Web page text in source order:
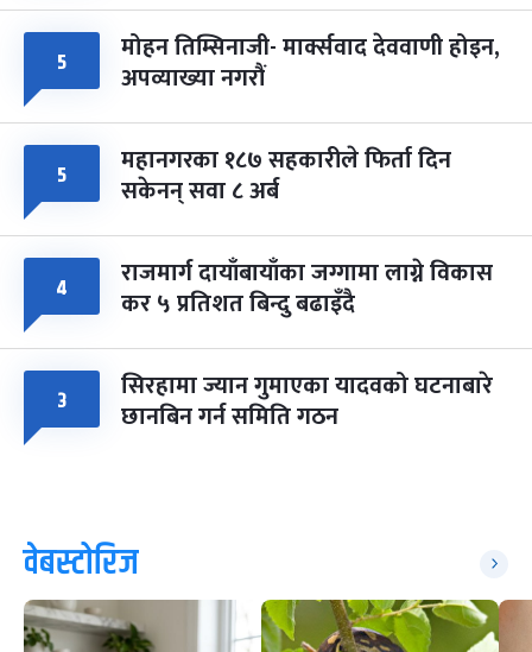
५ मोहन तिम्सिनाजी- मार्क्सवाद देववाणी होइन,
अपव्याख्या नगरौं
५ महानगरका १८७ सहकारीले फिर्ता दिन
सकेनन् सवा ८ अर्ब
४ राजमार्ग दायाँबायाँका जग्गामा लाग्ने विकास
कर ५ प्रतिशत बिन्दु बढाइँदै
३ सिरहामा ज्यान गुमाएका यादवको घटनाबारे
छानबिन गर्न समिति गठन
वेबस्टोरिज